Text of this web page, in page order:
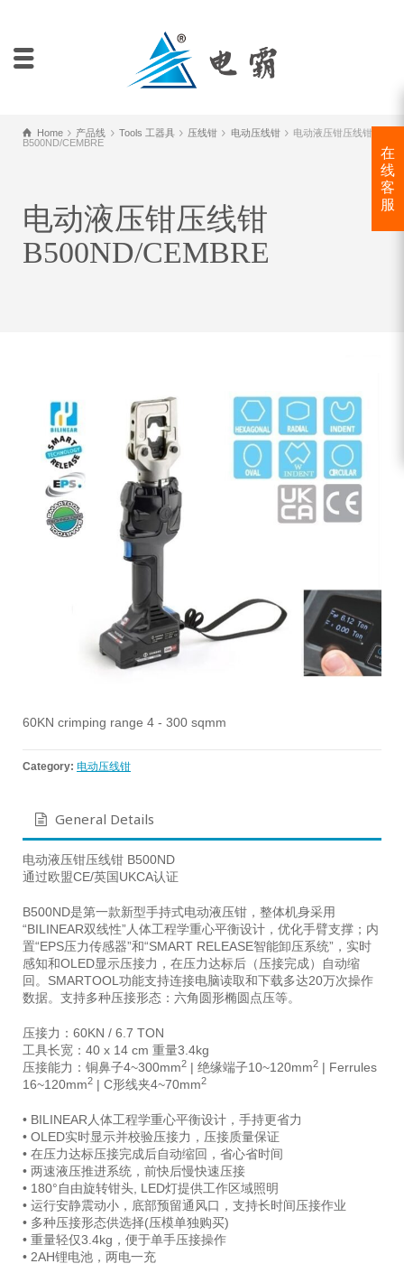
Home 产品线 Tools 工器具 压线钳 电动压线钳
电动液压钳压线钳
B500ND/CEMBRE
电动液压钳压线钳
B500ND/CEMBRE
60KN crimping range 4 - 300 sqmm
Category: 电动压线钳
General Details
电动液压钳压线钳 B500ND
通过欧盟CE/英国UKCA认证
B500ND是第一款新型手持式电动液压钳，整体机身采用
“BILINEAR双线性”人体工程学重心平衡设计，优化手臂支撑；内
置“EPS压力传感器”和“SMART RELEASE智能卸压系统”，实时
感知和OLED显示压接力，在压力达标后（压接完成）自动缩
回。SMARTOOL功能支持连接电脑读取和下载多达20万次操作
数据。支持多种压接形态：六角圆形椭圆点压等。
压接力：60KN / 6.7 TON
工具长宽：40 x 14 cm 重量3.4kg
压接能力：铜鼻子4~300mm2 | 绝缘端子10~120mm2 | Ferrules
16~120mm2 | C形线夹4~70mm2
• BILINEAR人体工程学重心平衡设计，手持更省力
• OLED实时显示并校验压接力，压接质量保证
• 在压力达标压接完成后自动缩回，省心省时间
• 两速液压推进系统，前快后慢快速压接
• 180°自由旋转钳头, LED灯提供工作区域照明
• 运行安静震动小，底部预留通风口，支持长时间压接作业
• 多种压接形态供选择(压模单独购买)
• 重量轻仅3.4kg，便于单手压接操作
• 2AH锂电池，两电一充
在
线
客
服